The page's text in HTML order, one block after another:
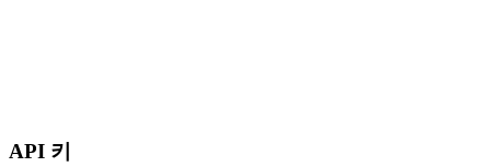
API 키